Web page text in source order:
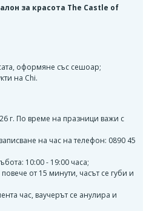
за красота The Castle of
оформяне със сешоар;
на Chi.
г. По време на празници важи с
на час на телефон: 0890 45
10:00 - 19:00 часа;
от 15 минути, часът се губи и
час, ваучерът се анулира и